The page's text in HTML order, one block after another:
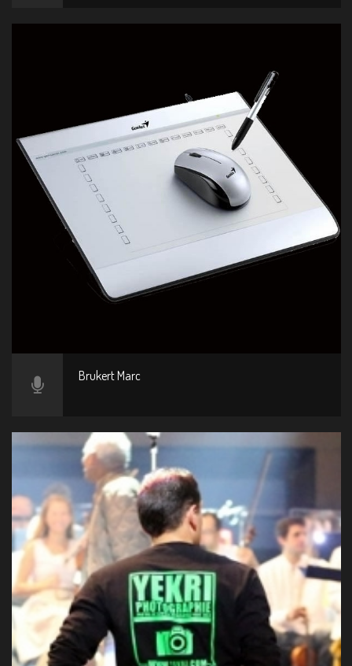
Brukert Marc